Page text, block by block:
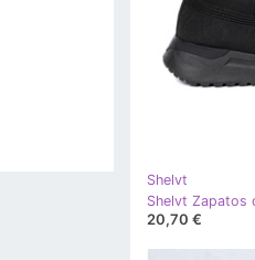
Shelvt
20,70 €